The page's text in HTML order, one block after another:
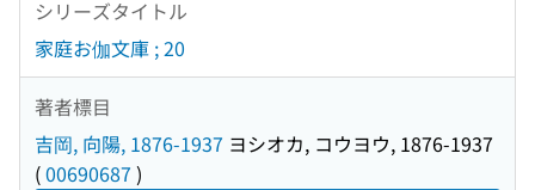
シリーズタイトル
家庭お伽文庫 ; 20
著者標目
吉岡, 向陽, 1876-1937 ヨシオカ, コウヨウ, 1876-1937
(00690687 )